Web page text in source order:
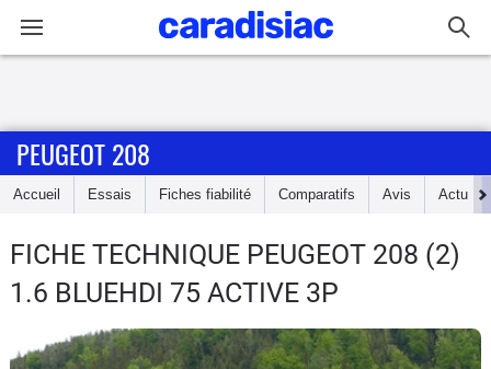
Accueil
Essais
d'achat
PEUGEOT 208
Accueil Essais Fiches fiabilité Comparatifs Avis Actu
FICHE TECHNIQUE PEUGEOT 208 (2)
1.6 BLUEHDI 75 ACTIVE 3P